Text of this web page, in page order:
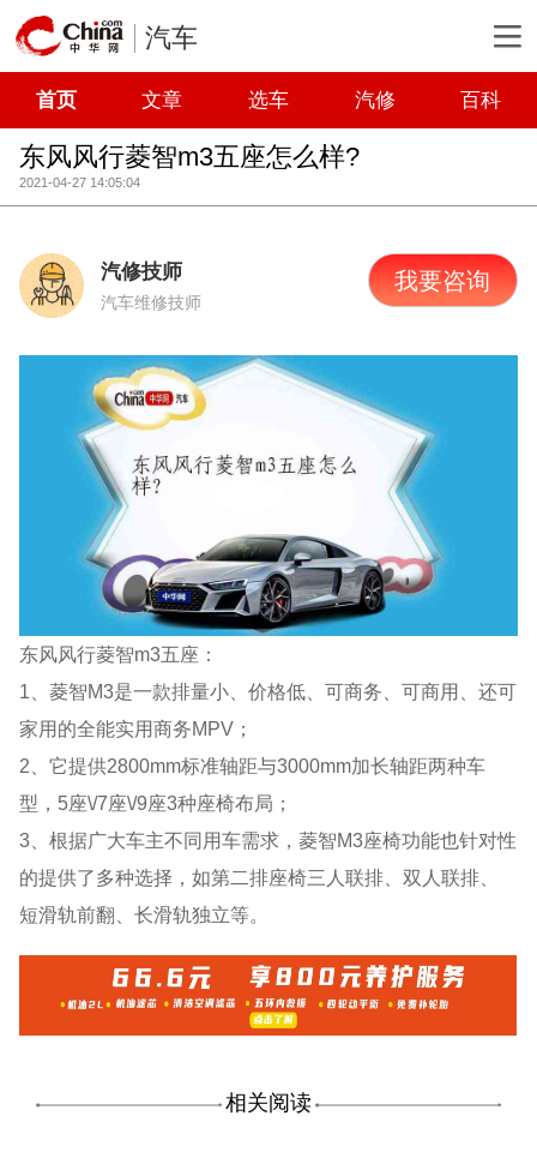
汽车
首页 文章 选车 汽修 百科
东风风行菱智m3五座怎么样?
2021-04-27 14:05:04
汽修技师
汽车维修技师
我要咨询
东风风行菱智m3五座：
1、菱智M3是一款排量小、价格低、可商务、可商用、还可
家用的全能实用商务MPV；
2、它提供2800mm标准轴距与3000mm加长轴距两种车
型，5座\/7座\/9座3种座椅布局；
3、根据广大车主不同用车需求，菱智M3座椅功能也针对性
的提供了多种选择，如第二排座椅三人联排、双人联排、
短滑轨前翻、长滑轨独立等。
相关阅读